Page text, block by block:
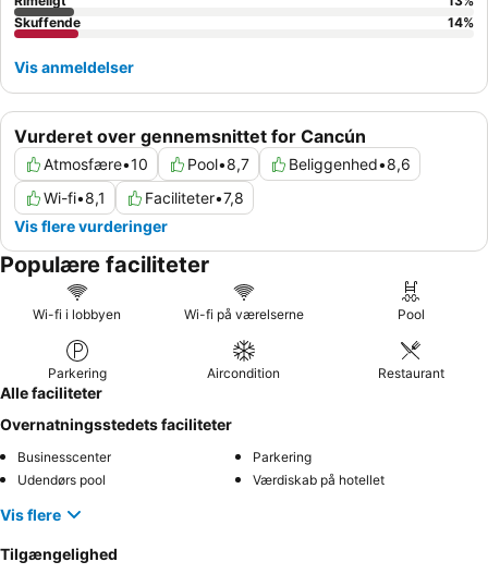
Vurderet over gennemsnittet for Cancún
Atmosfære•10 Pool•8,7 Beliggenhed•8,6
Wi-fi•8,1 Faciliteter•7,8
Vis flere vurderinger
Skuffende
14%
Vis anmeldelser
Populære faciliteter
Wi-fi i lobbyen Wi-fi på værelserne Pool
Parkering Aircondition Restaurant
Alle faciliteter
Overnatningsstedets faciliteter
Businesscenter
Parkering
Udendørs pool
Værdiskab på hotellet
Vis flere
Tilgængelighed